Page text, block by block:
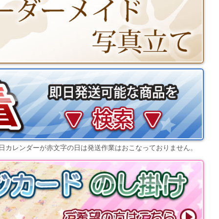
カレンダーが赤文字の日は発送作業はおこなっておりません。